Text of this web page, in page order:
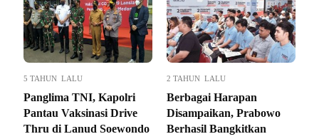
5 TAHUN LALU
Panglima TNI, Kapolri
Pantau Vaksinasi Drive
Thru di Lanud Soewondo
2 TAHUN LALU
Berbagai Harapan
Disampaikan, Prabowo
Berhasil Bangkitkan